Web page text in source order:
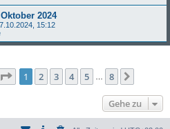
2024
15:12
Seite 1von
1 2 3 4 5 8
Gehe zu